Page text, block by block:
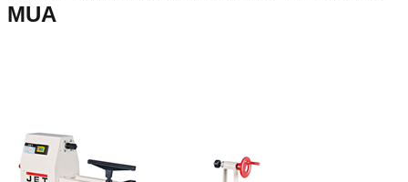
MUA